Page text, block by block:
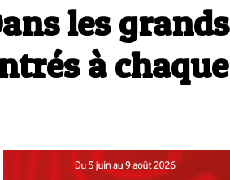
les grands
à chaque